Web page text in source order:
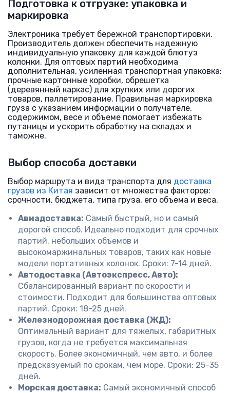
Подготовка к отгрузке: упаковка и
маркировка
Электроника требует бережной транспортировки.
Производитель должен обеспечить надежную
индивидуальную упаковку для каждой блютуз
колонки. Для оптовых партий необходима
дополнительная, усиленная транспортная упаковка:
прочные картонные коробки, обрешетка
(деревянный каркас) для хрупких или дорогих
товаров, паллетирование. Правильная маркировка
груза с указанием информации о получателе,
содержимом, весе и объеме помогает избежать
путаницы и ускорить обработку на складах и
таможне.
Выбор способа доставки
Выбор маршрута и вида транспорта для доставка
грузов из Китая зависит от множества факторов:
срочности, бюджета, типа груза, его объема и веса.
Авиадоставка: Самый быстрый, но и самый
дорогой способ. Идеально подходит для срочных
партий, небольших объемов и
высокомаржинальных товаров, таких как новые
модели портативных колонок. Сроки: 7-14 дней.
Автодоставка (Автоэкспресс, Авто):
Сбалансированный вариант по скорости и
стоимости. Подходит для большинства оптовых
партий. Сроки: 18-25 дней.
Железнодорожная доставка (ЖД):
Оптимальный вариант для тяжелых, габаритных
грузов, когда не требуется максимальная
скорость. Более экономичный, чем авто, и более
предсказуемый по срокам, чем море. Сроки: 25-35
дней.
Морская доставка: Самый экономичный способ